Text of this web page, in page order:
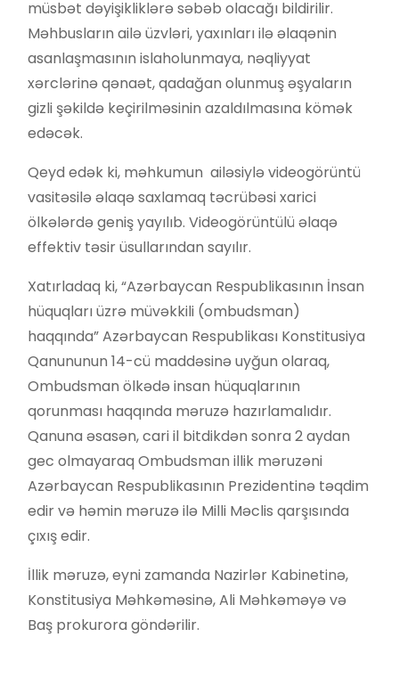
müsbət dəyişikliklərə səbəb olacağı bildirilir.
Məhbusların ailə üzvləri, yaxınları ilə əlaqənin
asanlaşmasının islaholunmaya, nəqliyyat
xərclərinə qənaət, qadağan olunmuş əşyaların
gizli şəkildə keçirilməsinin azaldılmasına kömək
edəcək.
Qeyd edək ki, məhkumun ailəsiylə videogörüntü
vasitəsilə əlaqə saxlamaq təcrübəsi xarici
ölkələrdə geniş yayılıb. Videogörüntülü əlaqə
effektiv təsir üsullarından sayılır.
Xatırladaq ki, “Azərbaycan Respublikasının İnsan
hüquqları üzrə müvəkkili (ombudsman)
haqqında” Azərbaycan Respublikası Konstitusiya
Qanununun 14-cü maddəsinə uyğun olaraq,
Ombudsman ölkədə insan hüquqlarının
qorunması haqqında məruzə hazırlamalıdır.
Qanuna əsasən, cari il bitdikdən sonra 2 aydan
gec olmayaraq Ombudsman illik məruzəni
Azərbaycan Respublikasının Prezidentinə təqdim
edir və həmin məruzə ilə Milli Məclis qarşısında
çıxış edir.
İllik məruzə, eyni zamanda Nazirlər Kabinetinə,
Konstitusiya Məhkəməsinə, Ali Məhkəməyə və
Baş prokurora göndərilir.